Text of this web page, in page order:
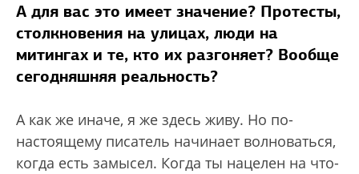
А для вас это имеет значение? Протесты,
столкновения на улицах, люди на
митингах и те, кто их разгоняет? Вообще
сегодняшняя реальность?
А как же иначе, я же здесь живу. Но по-
настоящему писатель начинает волноваться,
когда есть замысел. Когда ты нацелен на что-